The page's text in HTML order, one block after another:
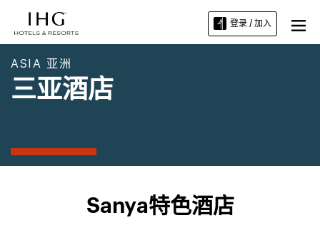
登录 / 加入
ASIA 亚洲
三亚酒店
Sanya特色酒店